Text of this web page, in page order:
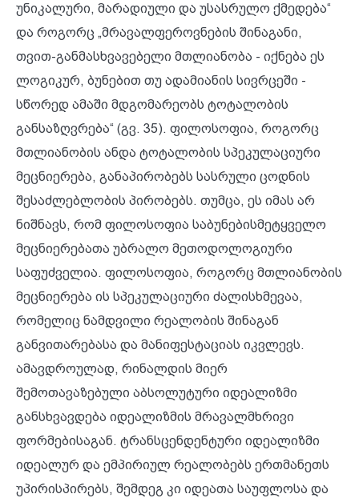
უნიკალური, მარადიული და უსასრულო ქმედება“
და როგორც „მრავალფეროვნების შინაგანი,
თვით-განმასხვავებელი მთლიანობა - იქნება ეს
ლოგიკურ, ბუნებით თუ ადამიანის სივრცეში -
სწორედ ამაში მდგომარეობს ტოტალობის
განსაზღვრება“ (გვ. 35). ფილოსოფია, როგორც
მთლიანობის ანდა ტოტალობის სპეკულაციური
მეცნიერება, განაპირობებს სასრული ცოდნის
შესაძლებლობის პირობებს. თუმცა, ეს იმას არ
ნიშნავს, რომ ფილოსოფია საბუნებისმეტყველო
მეცნიერებათა უბრალო მეთოდოლოგიური
საფუძველია. ფილოსოფია, როგორც მთლიანობის
მეცნიერება ის სპეკულაციური ძალისხმევაა,
რომელიც ნამდვილი რეალობის შინაგან
განვითარებასა და მანიფესტაციას იკვლევს.
ამავდროულად, რინალდის მიერ
შემოთავაზებული აბსოლუტური იდეალიზმი
განსხვავდება იდეალიზმის მრავალმხრივი
ფორმებისაგან. ტრანსცენდენტური იდეალიზმი
იდეალურ და ემპირიულ რეალობებს ერთმანეთს
უპირისპირებს, შემდეგ კი იდეათა საუფლოსა და